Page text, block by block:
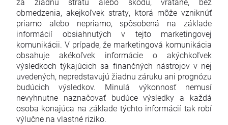
obmedzenia, akejkoľvek straty, ktorá môže vzniknúť
priamo alebo nepriamo, spôsobená na základe
informácií obsiahnutých v tejto marketingovej
komunikácii. V prípade, že marketingová komunikácia
obsahuje akékoľvek informácie o akýchkoľvek
výsledkoch týkajúcich sa finančných nástrojov v nej
uvedených, nepredstavujú žiadnu záruku ani prognózu
budúcich výsledkov. Minulá výkonnosť nemusí
nevyhnutne naznačovať budúce výsledky a každá
osoba konajúca na základe týchto informácií tak robí
výlučne na vlastné riziko.